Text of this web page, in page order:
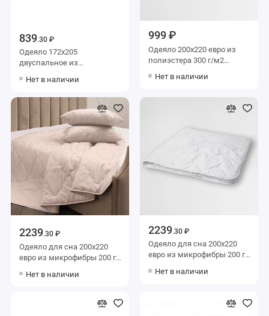
839.30 ₽
Одеяло 172х205
двуспальное из
шерсть овечья ЭДОМ
Нет в наличии
999 ₽
Одеяло 200х220 евро из
полиэстера 300 г/м2
текстиля
Нет в наличии
2239.30 ₽
Одеяло для сна 200х220
евро из микрофибры 200 г/
силиконизированное
Нет в наличии
2239.30 ₽
Одеяло для сна 200х220
евро из микрофибры 200 г/
силиконизированное
Нет в наличии